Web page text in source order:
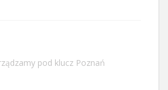
pod klucz Poznań